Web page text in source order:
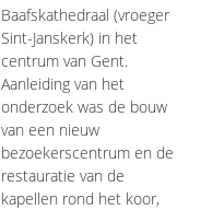
Baafskathedraal (vroeger
Sint-Janskerk) in het
centrum van Gent.
Aanleiding van het
onderzoek was de bouw
van een nieuw
bezoekerscentrum en de
restauratie van de
kapellen rond het koor,